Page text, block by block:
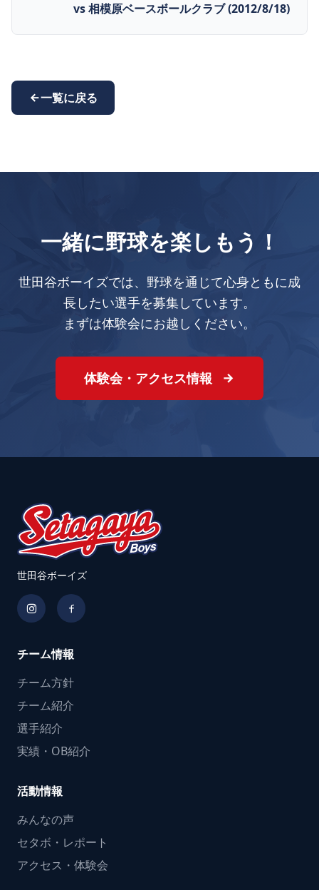
vs 相模原ベースボールクラブ (2012/8/18)
一覧に戻る
一緒に野球を楽しもう！
世田谷ボーイズでは、野球を通じて心身ともに成
長したい選手を募集しています。
まずは体験会にお越しください。
体験会・アクセス情報
世田谷ボーイズ
チーム情報
チーム方針
チーム紹介
選手紹介
実績・OB紹介
活動情報
みんなの声
セタボ・レポート
アクセス・体験会